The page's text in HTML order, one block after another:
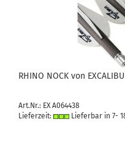
RHINO NOCK von
Art.Nr.: EX A064438
Lieferzeit:
Lieferbar in 7-